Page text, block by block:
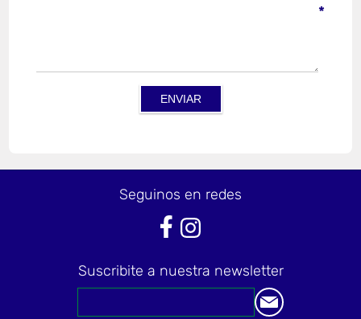
*
Seguinos en redes
Suscribite a nuestra newsletter